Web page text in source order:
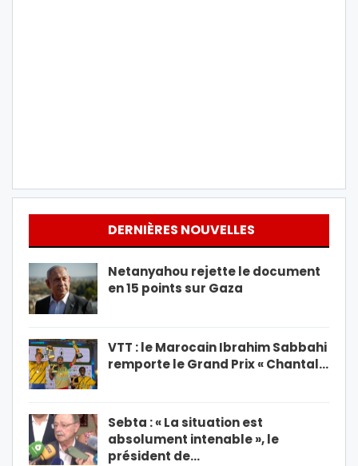
DERNIÈRES NOUVELLES
Netanyahou rejette le document
en 15 points sur Gaza
VTT : le Marocain Ibrahim Sabbahi
remporte le Grand Prix « Chantal…
Sebta : « La situation est
absolument intenable », le
président de…